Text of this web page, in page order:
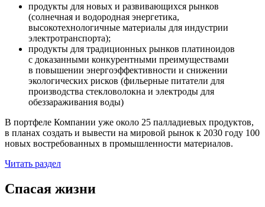
продукты для новых и развивающихся рынков
(солнечная и водородная энергетика,
высокотехнологичные материалы для индустрии
электротранспорта);
продукты для традиционных рынков платиноидов
с доказанными конкурентными преимуществами
в повышении энергоэффективности и снижении
экологических рисков (фильерные питатели для
производства стекловолокна и электроды для
обеззараживания воды)
В портфеле Компании уже около 25 палладиевых продуктов,
в планах создать и вывести на мировой рынок к 2030 году 100
новых востребованных в промышленности материалов.
Читать раздел
Спасая жизни